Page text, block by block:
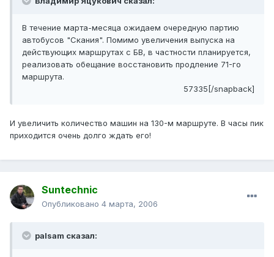
В течение марта-месяца ожидаем очередную партию
автобусов "Скания". Помимо увеличения выпуска на
действующих маршрутах с БВ, в частности планируется,
реализовать обещание восстановить продление 71-го
маршрута.
57335[/snapback]
И увеличить количество машин на 130-м маршруте. В часы пик
приходится очень долго ждать его!
Suntechnic
Опубликовано 4 марта, 2006
palsam сказал: